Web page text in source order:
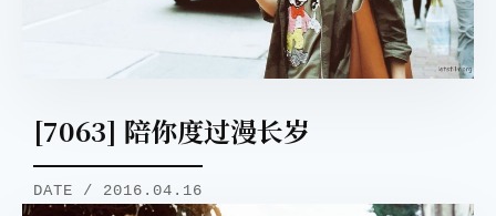
[7063] 陪你度过漫长岁
DATE / 2016.04.16